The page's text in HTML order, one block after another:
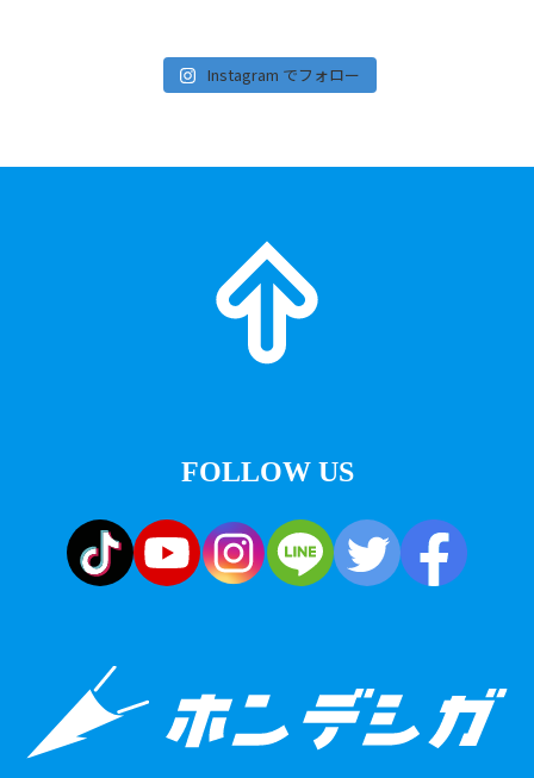
Instagram でフォロー
FOLLOW US